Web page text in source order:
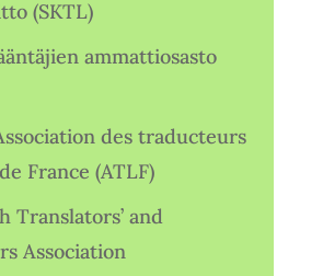
(SKTL)
ammattiosasto
des traducteurs
France (ATLF)
Translators’ and
Association